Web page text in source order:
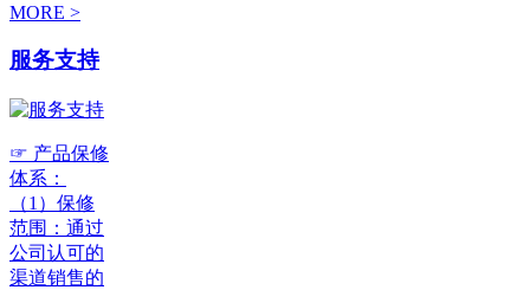
MORE >
服务支持
☞ 产品保修
体系：
（1）保修
范围：通过
公司认可的
渠道销售的